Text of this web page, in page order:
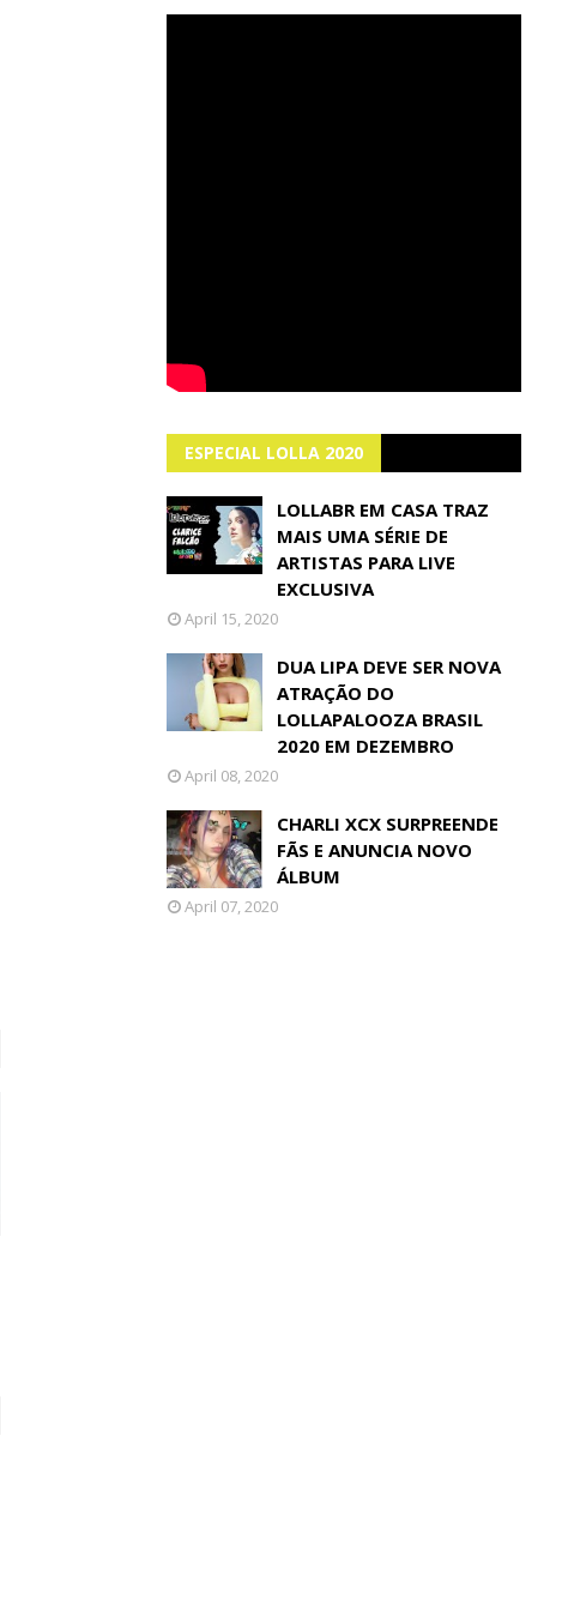
ESPECIAL LOLLA 2020
LOLLABR EM CASA TRAZ
MAIS UMA SÉRIE DE
ARTISTAS PARA LIVE
EXCLUSIVA
April 15, 2020
DUA LIPA DEVE SER NOVA
ATRAÇÃO DO
LOLLAPALOOZA BRASIL
2020 EM DEZEMBRO
April 08, 2020
CHARLI XCX SURPREENDE
FÃS E ANUNCIA NOVO
ÁLBUM
April 07, 2020